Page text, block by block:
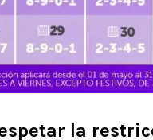
la